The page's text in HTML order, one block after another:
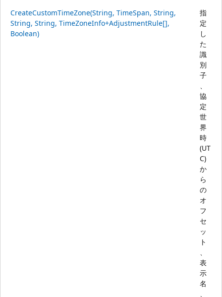
CreateCustomTimeZone(String, TimeSpan, String,
String, String, TimeZoneInfo+AdjustmentRule[],
Boolean)
指
定
し
た
識
別
子
協
定
世
界
時
(UT
C)
か
ら
の
オ
フ
セ
ッ
ト
表
示
名